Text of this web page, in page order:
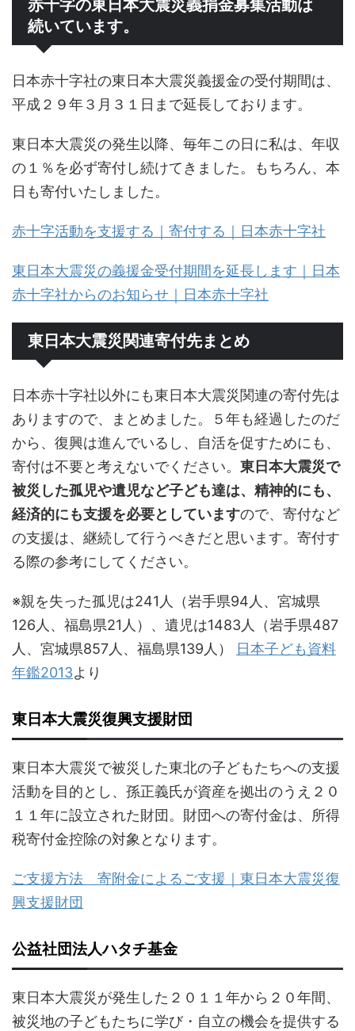
赤十字の東日本大震災義捐金募集活動は
続いています。
日本赤十字社の東日本大震災義援金の受付期間は、
平成２９年３月３１日まで延長しております。
東日本大震災の発生以降、毎年この日に私は、年収
の１％を必ず寄付し続けてきました。もちろん、本
日も寄付いたしました。
赤十字活動を支援する｜寄付する｜日本赤十字社
東日本大震災の義援金受付期間を延長します｜日本
赤十字社からのお知らせ｜日本赤十字社
東日本大震災関連寄付先まとめ
日本赤十字社以外にも東日本大震災関連の寄付先は
ありますので、まとめました。５年も経過したのだ
から、復興は進んでいるし、自活を促すためにも、
寄付は不要と考えないでください。 東日本大震災で
被災した孤児や遺児など子ども達は、精神的にも、
経済的にも支援を必要としていますので、寄付など
の支援は、継続して行うべきだと思います。寄付す
る際の参考にしてください。
※親を失った孤児は241人（岩手県94人、宮城県
126人、福島県21人）、遺児は1483人（岩手県487
人、宮城県857人、福島県139人）
日本子ども資料
年鑑2013より
東日本大震災復興支援財団
東日本大震災で被災した東北の子どもたちへの支援
活動を目的とし、孫正義氏が資産を拠出のうえ２０
１１年に設立された財団。財団への寄付金は、所得
税寄付金控除の対象となります。
ご支援方法 寄附金によるご支援｜東日本大震災復
興支援財団
公益社団法人ハタチ基金
東日本大震災が発生した２０１１年から２０年間、
被災地の子どもたちに学び・自立の機会を提供する